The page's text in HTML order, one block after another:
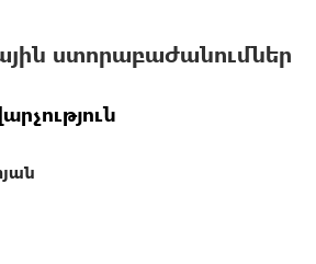
ստորաբաժանումներ